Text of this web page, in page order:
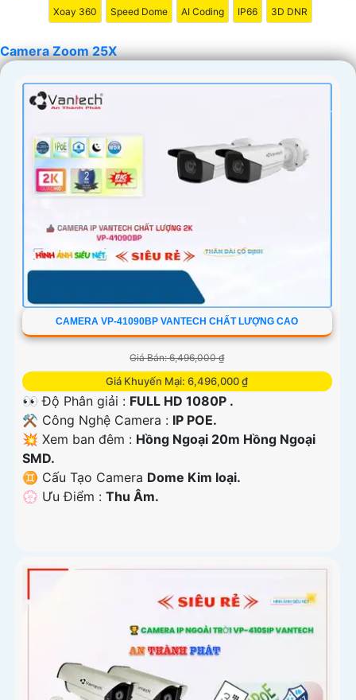
bất kỳ khó khăn nào.
Xoay 360 Speed Dome AI Coding IP66 3D DNR
Camera Zoom 25X
CAMERA VP-41090BP VANTECH CHẤT LƯỢNG CAO
Giá Bán: 6,496,000 ₫
Giá Khuyến Mại: 6,496,000 ₫
👀 Độ Phân giải : FULL HD 1080P .
⚒ Công Nghệ Camera : IP POE.
💥 Xem ban đêm : Hồng Ngoại 20m Hồng Ngoại
SMD.
♊ Cấu Tạo Camera Dome Kim loại.
️💮 Ưu Điểm : Thu Âm.